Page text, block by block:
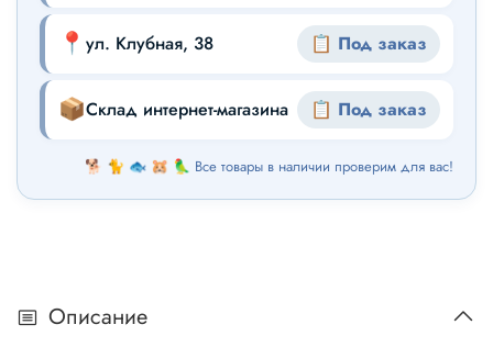
📍 ул. Клубная, 38 📋 Под заказ
📦Склад интернет-магазина 📋 Под заказ
🐕 🐈 🐟 🐹 🦜 Все товары в наличии проверим для вас!
Описание